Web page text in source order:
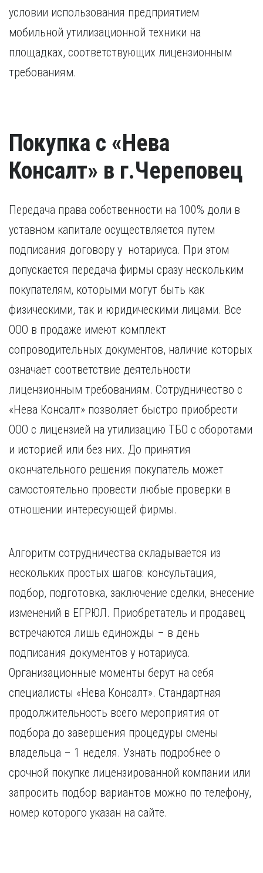
условии использования предприятием
мобильной утилизационной техники на
площадках, соответствующих лицензионным
требованиям.
Покупка с «Нева
Консалт» в г.Череповец
Передача права собственности на 100% доли в
уставном капитале осуществляется путем
подписания договору у нотариуса. При этом
допускается передача фирмы сразу нескольким
покупателям, которыми могут быть как
физическими, так и юридическими лицами. Все
ООО в продаже имеют комплект
сопроводительных документов, наличие которых
означает соответствие деятельности
лицензионным требованиям. Сотрудничество с
«Нева Консалт» позволяет быстро приобрести
ООО с лицензией на утилизацию ТБО с оборотами
и историей или без них. До принятия
окончательного решения покупатель может
самостоятельно провести любые проверки в
отношении интересующей фирмы.
Алгоритм сотрудничества складывается из
нескольких простых шагов: консультация,
подбор, подготовка, заключение сделки, внесение
изменений в ЕГРЮЛ. Приобретатель и продавец
встречаются лишь единожды – в день
подписания документов у нотариуса.
Организационные моменты берут на себя
специалисты «Нева Консалт». Стандартная
продолжительность всего мероприятия от
подбора до завершения процедуры смены
владельца – 1 неделя. Узнать подробнее о
срочной покупке лицензированной компании или
запросить подбор вариантов можно по телефону,
номер которого указан на сайте.